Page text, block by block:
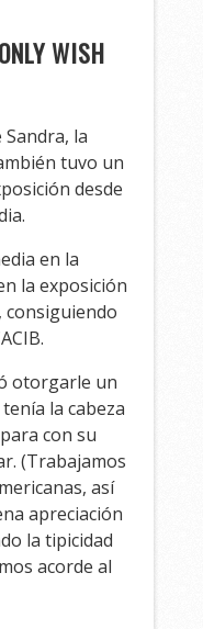
WISH
la
tuvo un
desde
en la
la exposición
consiguiendo
otorgarle un
la cabeza
con su
(Trabajamos
así
apreciación
la tipicidad
acorde al